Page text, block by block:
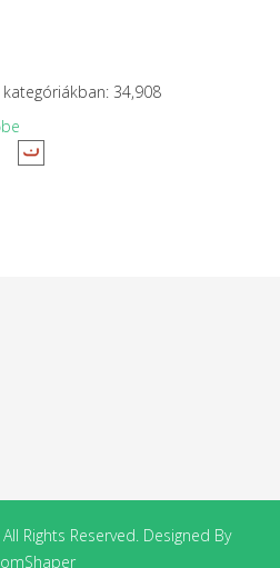
34,908
Rights Reserved. Designed By